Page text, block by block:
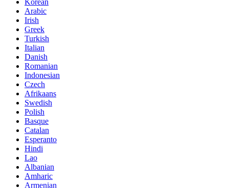
Korean
Arabic
Irish
Greek
Turkish
Italian
Danish
Romanian
Indonesian
Czech
Afrikaans
Swedish
Polish
Basque
Catalan
Esperanto
Hindi
Lao
Albanian
Amharic
Armenian